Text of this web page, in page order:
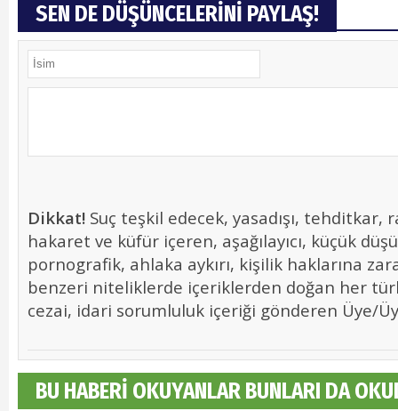
SEN DE DÜŞÜNCELERİNİ PAYLAŞ!
Dikkat! Suç teşkil edecek, yasadışı, tehditkar,
hakaret ve küfür içeren, aşağılayıcı, küçük
pornografik, ahlaka aykırı, kişilik haklarına
benzeri niteliklerde içeriklerden doğan her
cezai, idari sorumluluk içeriği gönderen Üye/
BU HABERİ OKUYANLAR BUNLARI DA